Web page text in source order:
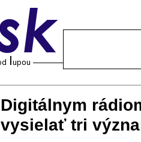
Digitálnym
vysielať tri